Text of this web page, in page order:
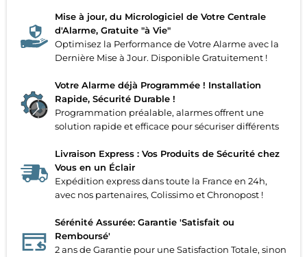
Mise à jour, du Micrologiciel de Votre Centrale
d'Alarme, Gratuite "à Vie"
Optimisez la Performance de Votre Alarme avec la
Dernière Mise à Jour. Disponible Gratuitement !
Votre Alarme déjà Programmée ! Installation
Rapide, Sécurité Durable !
Programmation préalable, alarmes offrent une
solution rapide et efficace pour sécuriser différents
Livraison Express : Vos Produits de Sécurité chez
Vous en un Éclair
Expédition express dans toute la France en 24h,
avec nos partenaires, Colissimo et Chronopost !
Sérénité Assurée: Garantie 'Satisfait ou
Remboursé'
2 ans de Garantie pour une Satisfaction Totale, sinon